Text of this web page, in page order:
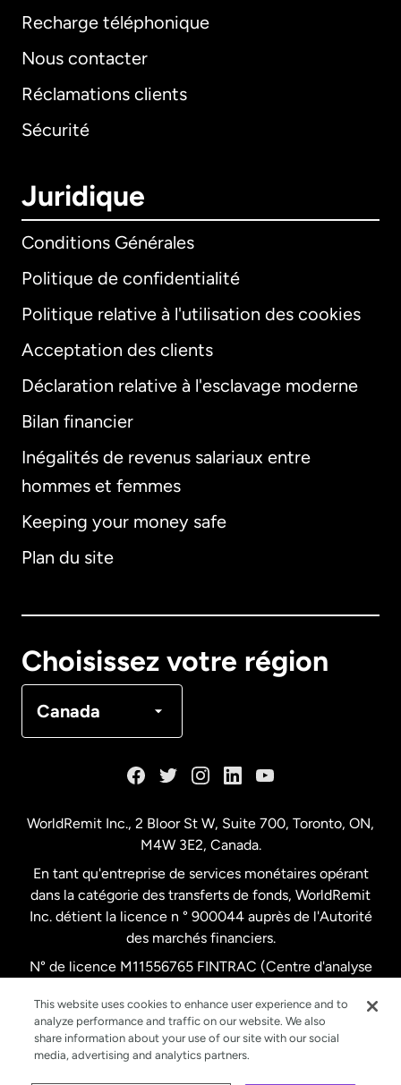
Recharge téléphonique
Nous contacter
Réclamations clients
Sécurité
Juridique
Conditions Générales
Politique de confidentialité
Politique relative à l'utilisation des cookies
Acceptation des clients
Déclaration relative à l'esclavage moderne
Bilan financier
Inégalités de revenus salariaux entre
hommes et femmes
Keeping your money safe
Plan du site
Choisissez votre région
Canada
International
Allemagne
Français
États-Unis Español
France
Malaisie
WorldRemit Inc., 2 Bloor St W, Suite 700, Toronto, ON,
M4W 3E2, Canada.
En tant qu'entreprise de services monétaires opérant
dans la catégorie des transferts de fonds, WorldRemit
Inc. détient la licence n ° 900044 auprès de l'Autorité
des marchés financiers.
N° de licence M11556765 FINTRAC (Centre d'analyse
This website uses cookies to enhance user experience and to
analyze performance and traffic on our website. We also
share information about your use of our site with our social
media, advertising and analytics partners.